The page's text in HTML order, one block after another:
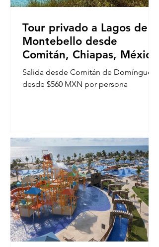
Tour privado a Lagos de
Montebello desde
Comitán, Chiapas, México
Salida desde Comitán de Domínguez
desde $560 MXN por persona